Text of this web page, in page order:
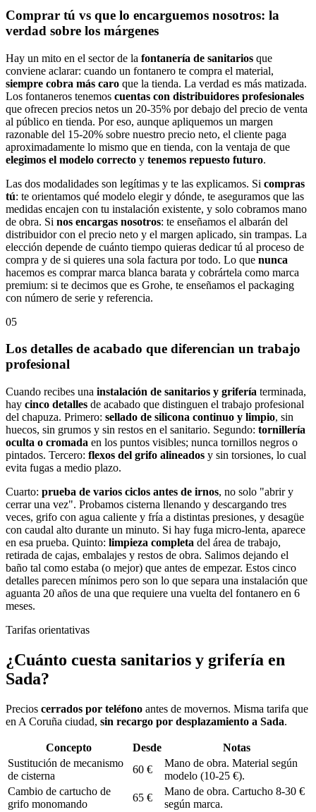
Comprar tú vs que lo encarguemos nosotros: la
verdad sobre los márgenes
Hay un mito en el sector de la fontanería de sanitarios que
conviene aclarar: cuando un fontanero te compra el material,
siempre cobra más caro que la tienda. La verdad es más matizada.
Los fontaneros tenemos cuentas con distribuidores profesionales
que ofrecen precios netos un 20-35% por debajo del precio de venta
al público en tienda. Por eso, aunque apliquemos un margen
razonable del 15-20% sobre nuestro precio neto, el cliente paga
aproximadamente lo mismo que en tienda, con la ventaja de que
elegimos el modelo correcto y tenemos repuesto futuro.
Las dos modalidades son legítimas y te las explicamos. Si compras
tú: te orientamos qué modelo elegir y dónde, te aseguramos que las
medidas encajen con tu instalación existente, y solo cobramos mano
de obra. Si nos encargas nosotros: te enseñamos el albarán del
distribuidor con el precio neto y el margen aplicado, sin trampas. La
elección depende de cuánto tiempo quieras dedicar tú al proceso de
compra y de si quieres una sola factura por todo. Lo que nunca
hacemos es comprar marca blanca barata y cobrártela como marca
premium: si te decimos que es Grohe, te enseñamos el packaging
con número de serie y referencia.
05
Los detalles de acabado que diferencian un trabajo
profesional
Cuando recibes una instalación de sanitarios y grifería terminada,
hay cinco detalles de acabado que distinguen el trabajo profesional
del chapuza. Primero: sellado de silicona continuo y limpio, sin
huecos, sin grumos y sin restos en el sanitario. Segundo: tornillería
oculta o cromada en los puntos visibles; nunca tornillos negros o
pintados. Tercero: flexos del grifo alineados y sin torsiones, lo cual
evita fugas a medio plazo.
Cuarto: prueba de varios ciclos antes de irnos, no solo "abrir y
cerrar una vez". Probamos cisterna llenando y descargando tres
veces, grifo con agua caliente y fría a distintas presiones, y desagüe
con caudal alto durante un minuto. Si hay fuga micro-lenta, aparece
en esa prueba. Quinto: limpieza completa del área de trabajo,
retirada de cajas, embalajes y restos de obra. Salimos dejando el
baño tal como estaba (o mejor) que antes de empezar. Estos cinco
detalles parecen mínimos pero son lo que separa una instalación que
aguanta 20 años de una que requiere una vuelta del fontanero en 6
meses.
Tarifas orientativas
¿Cuánto cuesta sanitarios y grifería en
Sada?
Precios cerrados por teléfono antes de movernos. Misma tarifa que
en A Coruña ciudad, sin recargo por desplazamiento a Sada.
Concepto Desde
Notas
Sustitución de mecanismo
de cisterna
60 €
Mano de obra. Material según
modelo (10-25 €).
Cambio de cartucho de
grifo monomando
65 €
Mano de obra. Cartucho 8-30 €
según marca.